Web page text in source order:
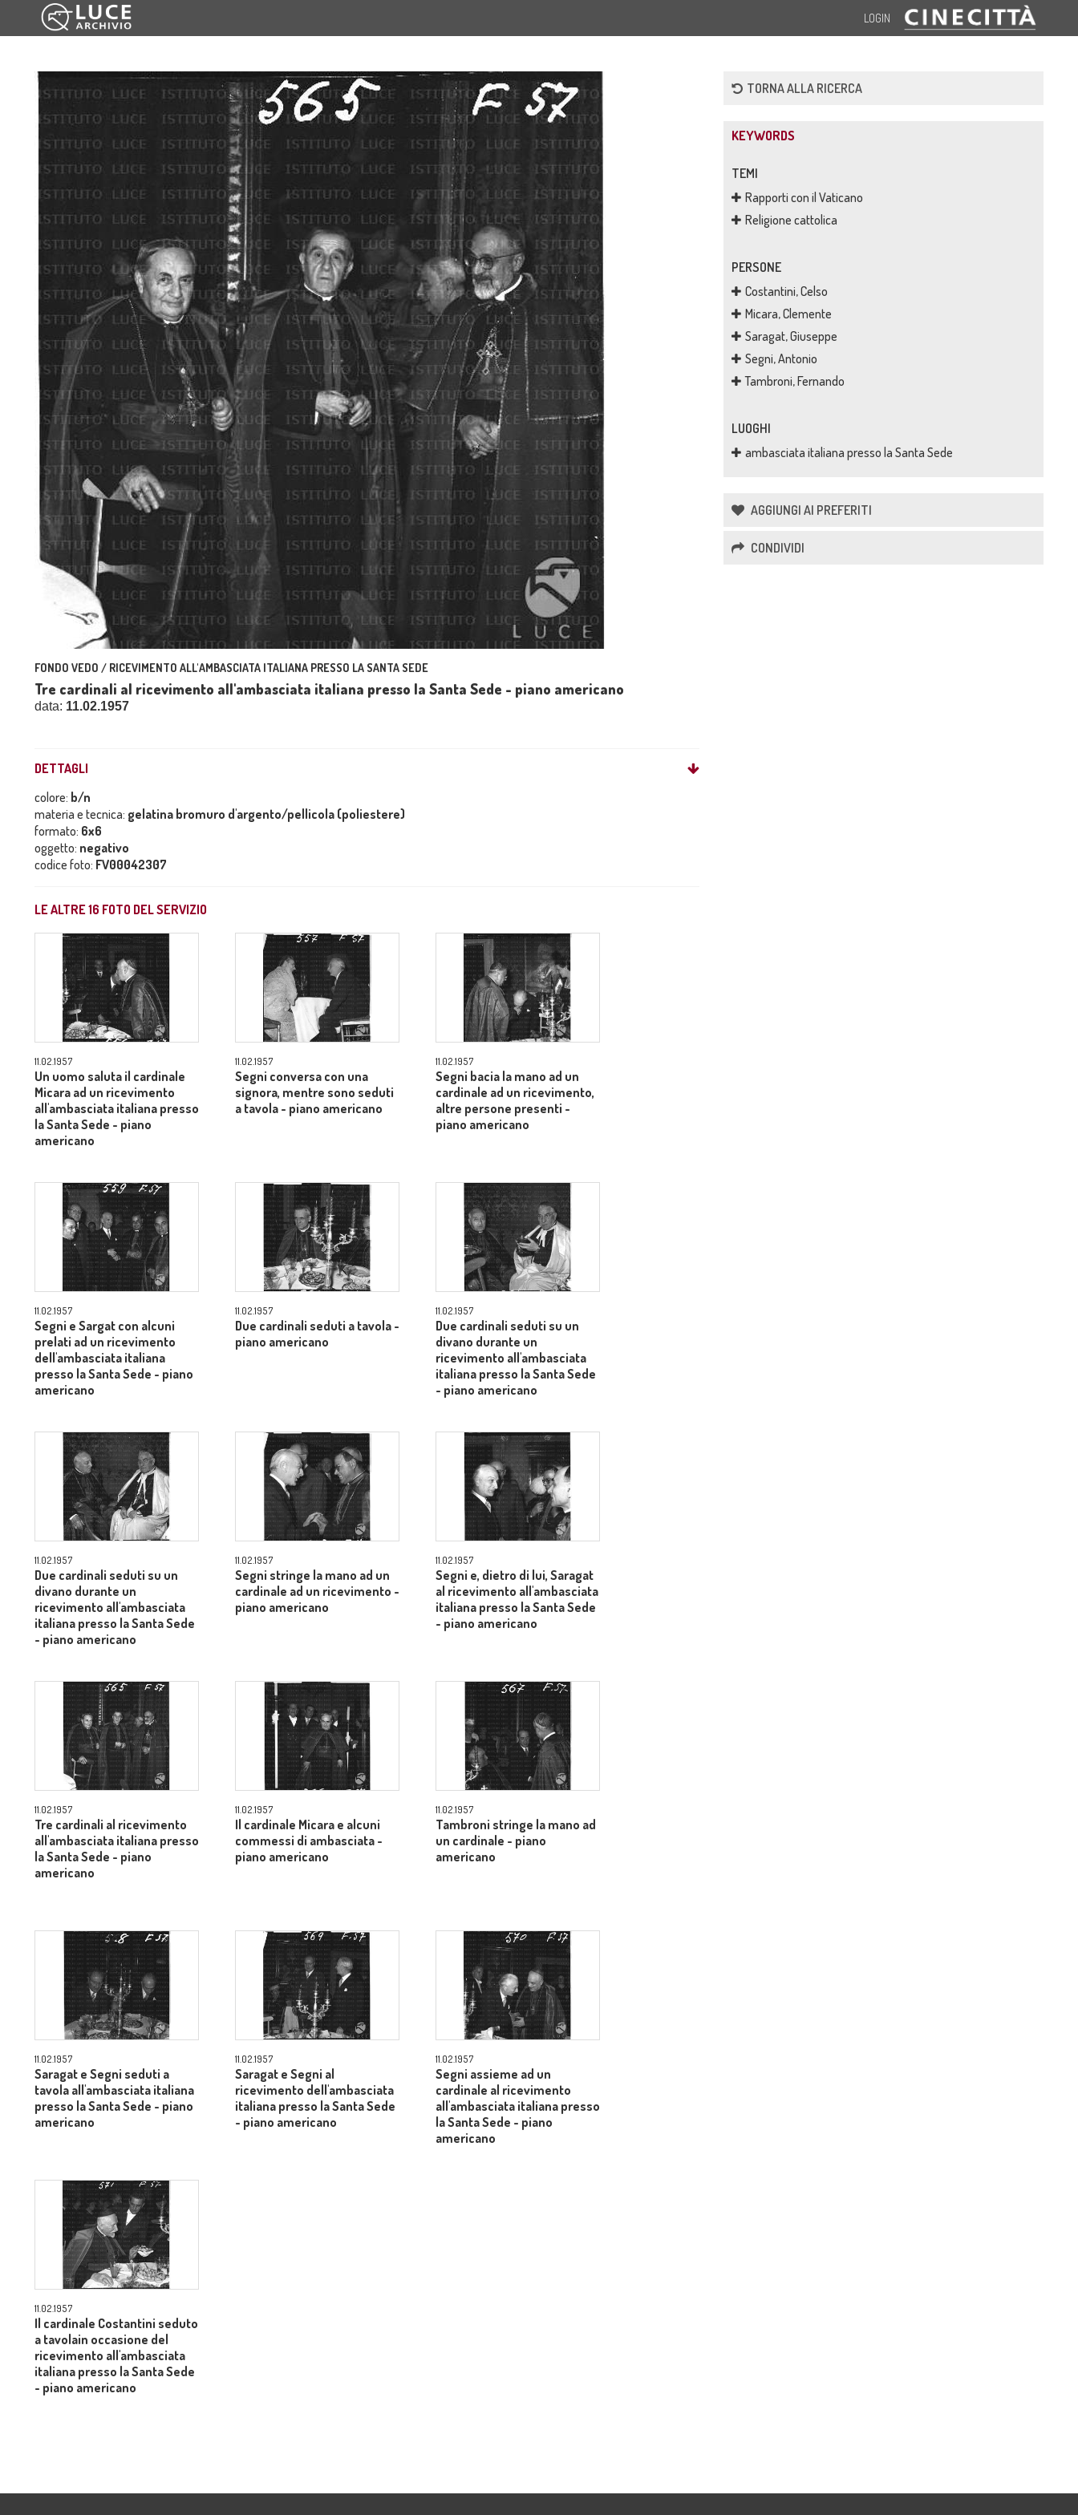
LOGIN
FONDO VEDO / RICEVIMENTO ALL'AMBASCIATA ITALIANA PRESSO LA SANTA SEDE
Tre cardinali al ricevimento all'ambasciata italiana presso la Santa Sede - piano americano
data: 11.02.1957
DETTAGLI
colore: b/n
materia e tecnica: gelatina bromuro d'argento/pellicola (poliestere)
formato: 6x6
oggetto: negativo
codice foto: FV00042307
LE ALTRE16 FOTO DEL SERVIZIO
11.02.1957
Un uomo saluta il cardinale
Micara ad un ricevimento
all'ambasciata italiana presso
la Santa Sede - piano
americano
11.02.1957
Segni conversa con una
signora, mentre sono seduti
a tavola - piano americano
11.02.1957
Segni bacia la mano ad un
cardinale ad un ricevimento,
altre persone presenti -
piano americano
11.02.1957
Segni e Sargat con alcuni
prelati ad un ricevimento
dell'ambasciata italiana
presso la Santa Sede - piano
americano
11.02.1957
Due cardinali seduti a tavola -
piano americano
11.02.1957
Due cardinali seduti su un
divano durante un
ricevimento all'ambasciata
italiana presso la Santa Sede
- piano americano
11.02.1957
Due cardinali seduti su un
divano durante un
ricevimento all'ambasciata
italiana presso la Santa Sede
- piano americano
11.02.1957
Segni stringe la mano ad un
cardinale ad un ricevimento -
piano americano
11.02.1957
Segni e, dietro di lui, Saragat
al ricevimento all'ambasciata
italiana presso la Santa Sede
- piano americano
11.02.1957
Tre cardinali al ricevimento
all'ambasciata italiana presso
la Santa Sede - piano
americano
11.02.1957
Il cardinale Micara e alcuni
commessi di ambasciata -
piano americano
11.02.1957
Tambroni stringe la mano ad
un cardinale - piano
americano
11.02.1957
Saragat e Segni seduti a
tavola all'ambasciata italiana
presso la Santa Sede - piano
americano
11.02.1957
Saragat e Segni al
ricevimento dell'ambasciata
italiana presso la Santa Sede
- piano americano
11.02.1957
Segni assieme ad un
cardinale al ricevimento
all'ambasciata italiana presso
la Santa Sede - piano
americano
11.02.1957
Il cardinale Costantini seduto
a tavolain occasione del
ricevimento all'ambasciata
italiana presso la Santa Sede
- piano americano
TORNA ALLA RICERCA
KEYWORDS
TEMI
Rapporti con il Vaticano
Religione cattolica
PERSONE
Costantini, Celso
Micara, Clemente
Saragat, Giuseppe
Segni, Antonio
Tambroni, Fernando
LUOGHI
ambasciata italiana presso la Santa Sede
AGGIUNGI AI PREFERITI
CONDIVIDI